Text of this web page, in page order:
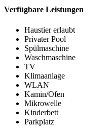
Verfügbare Leistungen
Haustier erlaubt
Privater Pool
Spülmaschine
Waschmaschine
TV
Klimaanlage
WLAN
Kamin/Ofen
Mikrowelle
Kinderbett
Parkplatz